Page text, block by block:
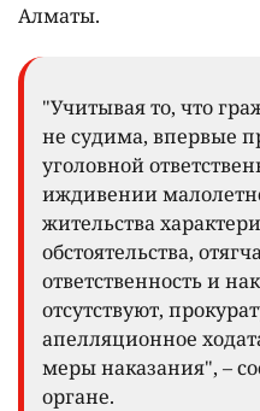
Алматы.
"Учитывая то, что
не судима, впервые
уголовной
иждивении
жительства
обстоятельства,
ответственность и
отсутствуют,
апелляционное
меры наказания", –
органе.